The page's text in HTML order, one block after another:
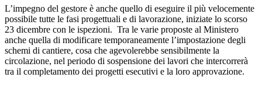
L’impegno del gestore è anche quello di eseguire il più velocemente
possibile tutte le fasi progettuali e di lavorazione, iniziate lo scorso
23 dicembre con le ispezioni. Tra le varie proposte al Ministero
anche quella di modificare temporaneamente l’impostazione degli
schemi di cantiere, cosa che agevolerebbe sensibilmente la
circolazione, nel periodo di sospensione dei lavori che intercorrerà
tra il completamento dei progetti esecutivi e la loro approvazione.